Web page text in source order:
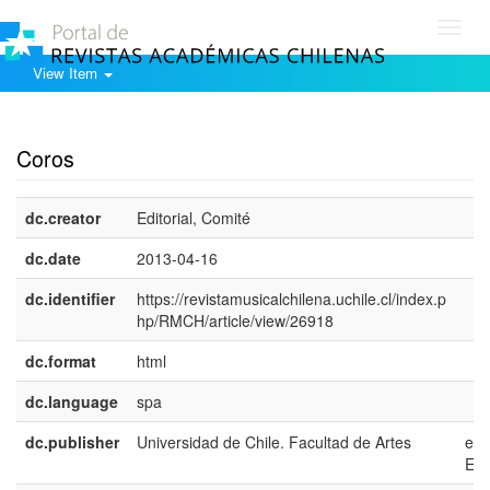
View Item
Coros
dc.creator
Editorial, Comité
dc.date
2013-04-16
dc.identifier
https://revistamusicalchilena.uchile.cl/index.p
hp/RMCH/article/view/26918
dc.format
html
dc.language
spa
dc.publisher
Universidad de Chile. Facultad de Artes
es-
ES